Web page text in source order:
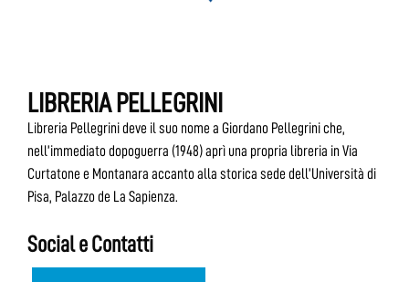
LIBRERIA PELLEGRINI
Libreria Pellegrini deve il suo nome a Giordano Pellegrini che,
nell’immediato dopoguerra (1948) aprì una propria libreria in Via
Curtatone e Montanara accanto alla storica sede dell’Università di
Pisa, Palazzo de La Sapienza.
Social e Contatti